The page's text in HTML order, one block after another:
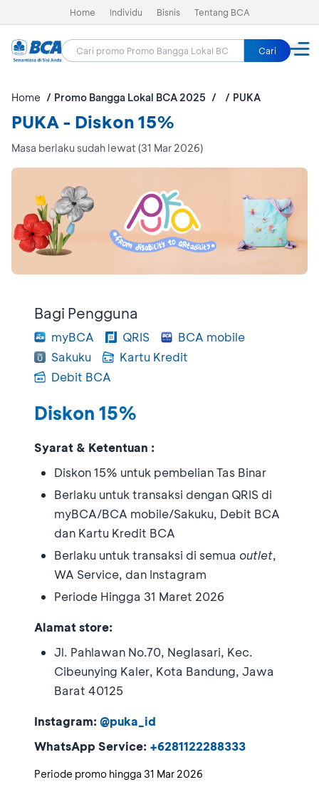
Home Individu Bisnis Tentang BCA
Cari
Home Promo Bangga Lokal BCA 2025 PUKA
PUKA - Diskon 15%
Masa berlaku sudah lewat (31 Mar 2026)
Bagi Pengguna
myBCA QRIS
BCA mobile
Sakuku
Kartu Kredit
Debit BCA
Diskon 15%
Syarat & Ketentuan :
Diskon 15% untuk pembelian Tas Binar
Berlaku untuk transaksi dengan QRIS di
myBCA/BCA mobile/Sakuku, Debit BCA
dan Kartu Kredit BCA
Berlaku untuk transaksi di semua outlet,
WA Service, dan Instagram
Periode Hingga 31 Maret 2026
Alamat store:
Jl. Pahlawan No.70, Neglasari, Kec.
Cibeunying Kaler, Kota Bandung, Jawa
Barat 40125
Instagram: @puka_id
WhatsApp Service: +6281122288333
Periode promo hingga 31 Mar 2026